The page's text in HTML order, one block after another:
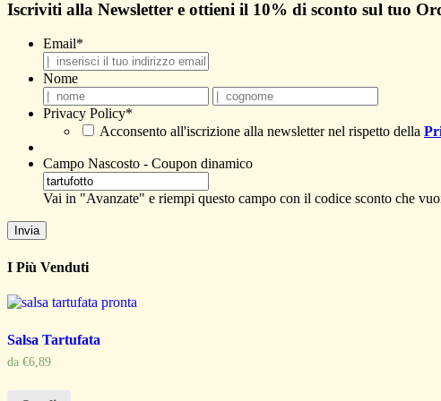
Iscriviti alla Newsletter e ottieni il 10% di sconto sul tuo
Email*
Nome
Nome
Privacy Policy*
Acconsento all'iscrizione alla newsletter nel rispetto della
Campo Nascosto - Coupon dinamico
Vai in "Avanzate" e riempi questo campo con il codice sconto che
I Più Venduti
Salsa Tartufata
da €6,89